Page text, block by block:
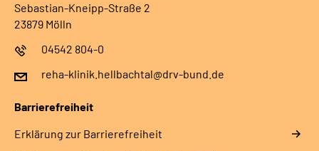
Sebastian-Kneipp-Straße 2
23879 Mölln
04542 804-0
reha-klinik.hellbachtal@drv-bund.de
Barrierefreiheit
Erklärung zur Barrierefreiheit